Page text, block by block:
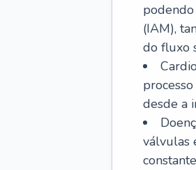
(IAM),
do fluxo
desde a
válvulas